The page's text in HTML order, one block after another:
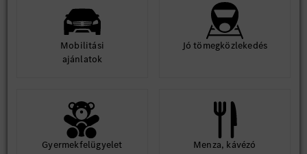
Mobilitási
ajánlatok
Jó tömegközlekedés
Gyermekfelügyelet Menza, kávézó